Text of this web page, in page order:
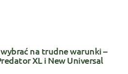
na trudne warunki –
XL i New Universal